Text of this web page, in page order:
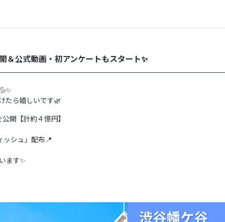
＆公式動画・初アンケートもスタート✨
たら嬉しいです🌿
開【計約４億円】
ッシュ」配布📍
ます✨